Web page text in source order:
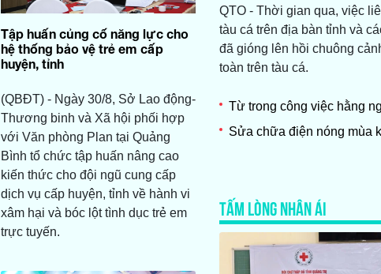
Tập huấn củng cố năng lực cho
hệ thống bảo vệ trẻ em cấp
huyện, tỉnh
(QBĐT) - Ngày 30/8, Sở Lao động-
Thương binh và Xã hội phối hợp
với Văn phòng Plan tại Quảng
Bình tổ chức tập huấn nâng cao
kiến thức cho đội ngũ cung cấp
dịch vụ cấp huyện, tỉnh về hành vi
xâm hại và bóc lột tình dục trẻ em
trực tuyến.
QTO - Thời gian qua, việc
tàu cá trên địa bàn tỉnh và
đã gióng lên hồi chuông
toàn trên tàu cá.
Từ trong công việc hằng
Sửa chữa điện nóng mùa
TẤM LÒNG NHÂN ÁI